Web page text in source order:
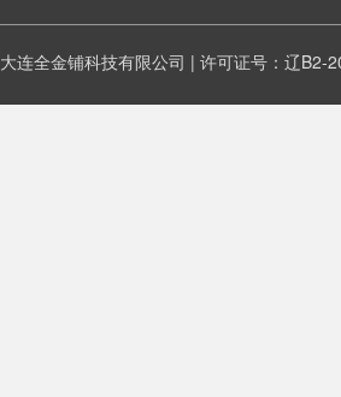
大连全金铺科技有限公司 | 许可证号：辽B2-